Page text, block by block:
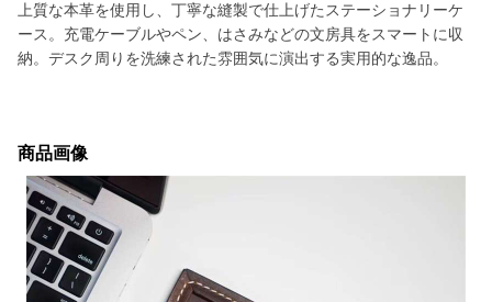
上質な本革を使用し、丁寧な縫製で仕上げたステーショナリーケ
ース。充電ケーブルやペン、はさみなどの文房具をスマートに収
納。デスク周りを洗練された雰囲気に演出する実用的な逸品。
商品画像